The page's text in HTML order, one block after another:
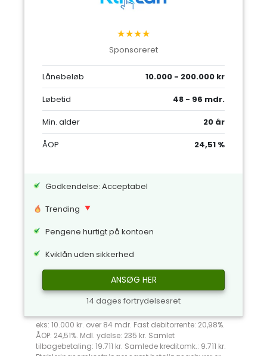
★★★★
Sponsoreret
Lånebeløb
10.000 - 200.000 kr
Løbetid
48 - 96 mdr.
Min. alder
20 år
ÅOP
24,51 %
Godkendelse: Acceptabel
Trending
Pengene hurtigt på kontoen
Kviklån uden sikkerhed
ANSØG HER
14 dages fortrydelsesret
eks: 10.000 kr. over 84 mdr. Fast debitorrente: 20,98%.
ÅOP: 24,51%. Mdl. ydelse: 235 kr. Samlet
tilbagebetaling: 19.711 kr. Samlede kreditomk.: 9.711 kr.